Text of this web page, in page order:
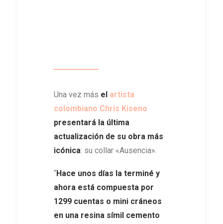
Una vez más el artista
colombiano Chris Kiseno
presentará la última
actualización de su obra más
icónica: su collar «Ausencia».
“Hace unos días la terminé y
ahora está compuesta por
1299 cuentas o mini cráneos
en una resina símil cemento